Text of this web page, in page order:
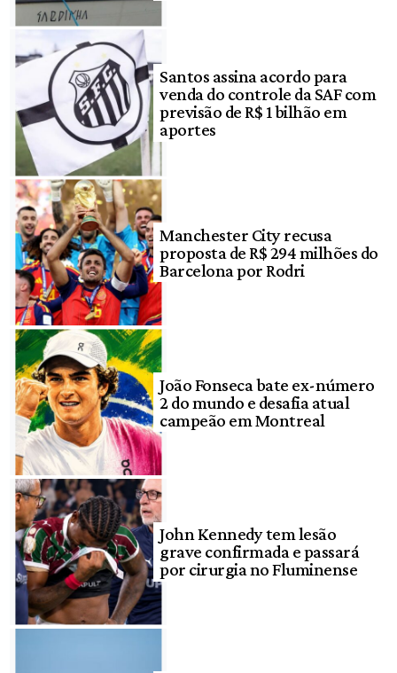
Santos assina acordo para
venda do controle da SAF com
previsão de R$ 1 bilhão em
aportes
Manchester City recusa
proposta de R$ 294 milhões do
Barcelona por Rodri
João Fonseca bate ex-número
2 do mundo e desafia atual
campeão em Montreal
John Kennedy tem lesão
grave confirmada e passará
por cirurgia no Fluminense